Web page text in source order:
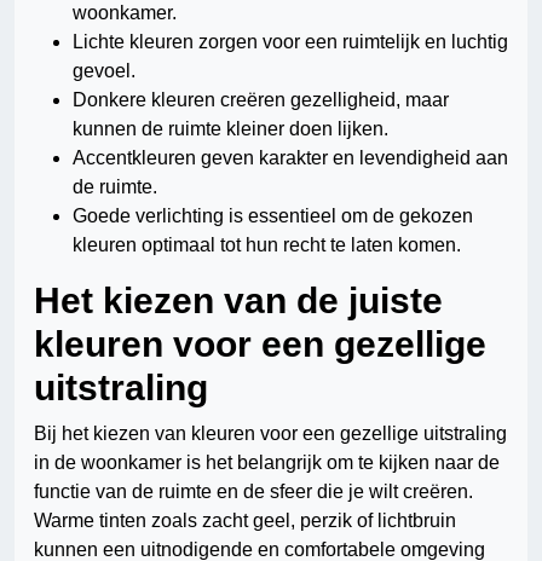
woonkamer.
Lichte kleuren zorgen voor een ruimtelijk en luchtig
gevoel.
Donkere kleuren creëren gezelligheid, maar
kunnen de ruimte kleiner doen lijken.
Accentkleuren geven karakter en levendigheid aan
de ruimte.
Goede verlichting is essentieel om de gekozen
kleuren optimaal tot hun recht te laten komen.
Het kiezen van de juiste
kleuren voor een gezellige
uitstraling
Bij het kiezen van kleuren voor een gezellige uitstraling
in de woonkamer is het belangrijk om te kijken naar de
functie van de ruimte en de sfeer die je wilt creëren.
Warme tinten zoals zacht geel, perzik of lichtbruin
kunnen een uitnodigende en comfortabele omgeving